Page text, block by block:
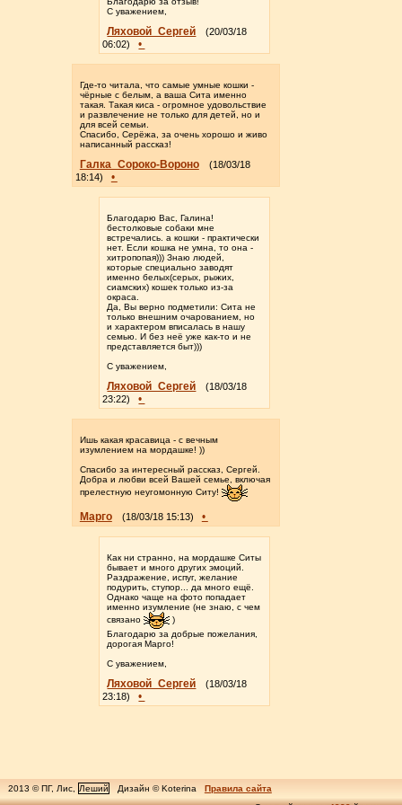
С уважением,
Ляховой_Сергей
(20/03/18
06:02)
•
Где-то читала, что самые умные кошки -
чёрные с белым, а ваша Сита именно
такая. Такая киса - огромное удовольствие
и развлечение не только для детей, но и
для всей семьи.
Спасибо, Серёжа, за очень хорошо и живо
написанный рассказ!
Галка_Сороко-Вороно
(18/03/18
18:14)
•
Благодарю Вас, Галина!
бестолковые собаки мне
встречались. а кошки - практически
нет. Если кошка не умна, то она -
хитропопая))) Знаю людей,
которые специально заводят
именно белых(серых, рыжих,
сиамских) кошек только из-за
окраса.
Да, Вы верно подметили: Сита не
только внешним очарованием, но
и характером вписалась в нашу
семью. И без неё уже как-то и не
представляется быт)))
С уважением,
Ляховой_Сергей
(18/03/18
23:22)
•
Ишь какая красавица - с вечным
изумлением на мордашке! ))
Спасибо за интересный рассказ, Сергей.
Добра и любви всей Вашей семье, включая
прелестную неугомонную Ситу!
Марго (18/03/18 15:13) •
Как ни странно, на мордашке Ситы
бывает и много других эмоций.
Раздражение, испуг, желание
подурить, ступор... да много ещё.
Однако чаще на фото попадает
именно изумление (не знаю, с чем
связано
)
Благодарю за добрые пожелания,
дорогая Марго!
С уважением,
Ляховой_Сергей
(18/03/18
23:18)
•
2013 © ПГ, Лис, Леший Дизайн © Koterina
Правила сайта